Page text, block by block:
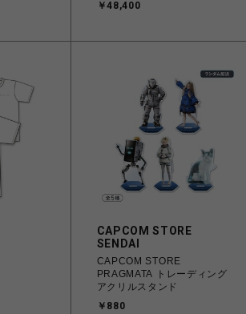
￥48,400
CAPCOM STORE
SENDAI
CAPCOM STORE
PRAGMATA トレーディング
アクリルスタンド
￥880